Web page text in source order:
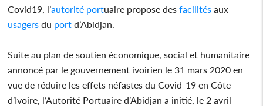
Covid19, l’autorité portuaire propose desfacilités aux
usagers du port d’Abidjan.
Suite au plan de soutien économique, social et humanitaire
annoncé par le gouvernement ivoirien le 31 mars 2020 en
vue de réduire les effets néfastes du Covid-19 en Côte
d’Ivoire, l’Autorité Portuaire d’Abidjan a initié, le 2 avril